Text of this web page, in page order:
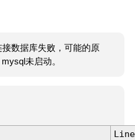
数据库失败，可能的原
未启动。
Line